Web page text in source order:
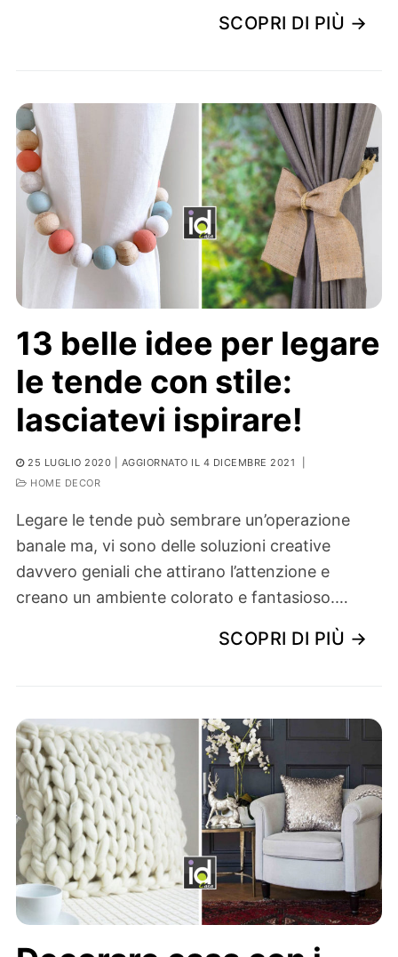
SCOPRI DI PIÙ →
13 belle idee per legare
le tende con stile:
lasciatevi ispirare!
25 LUGLIO 2020 | AGGIORNATO IL 4 DICEMBRE 2021
HOME DECOR
Legare le tende può sembrare un’operazione
banale ma, vi sono delle soluzioni creative
davvero geniali che attirano l’attenzione e
creano un ambiente colorato e fantasioso.…
SCOPRI DI PIÙ →